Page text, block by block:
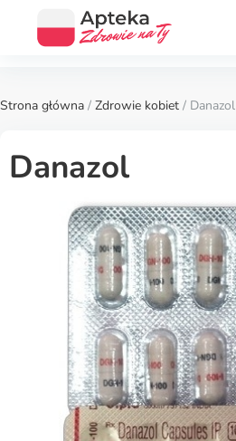
Strona główna / Zdrowie kobiet / Danazol
Danazol